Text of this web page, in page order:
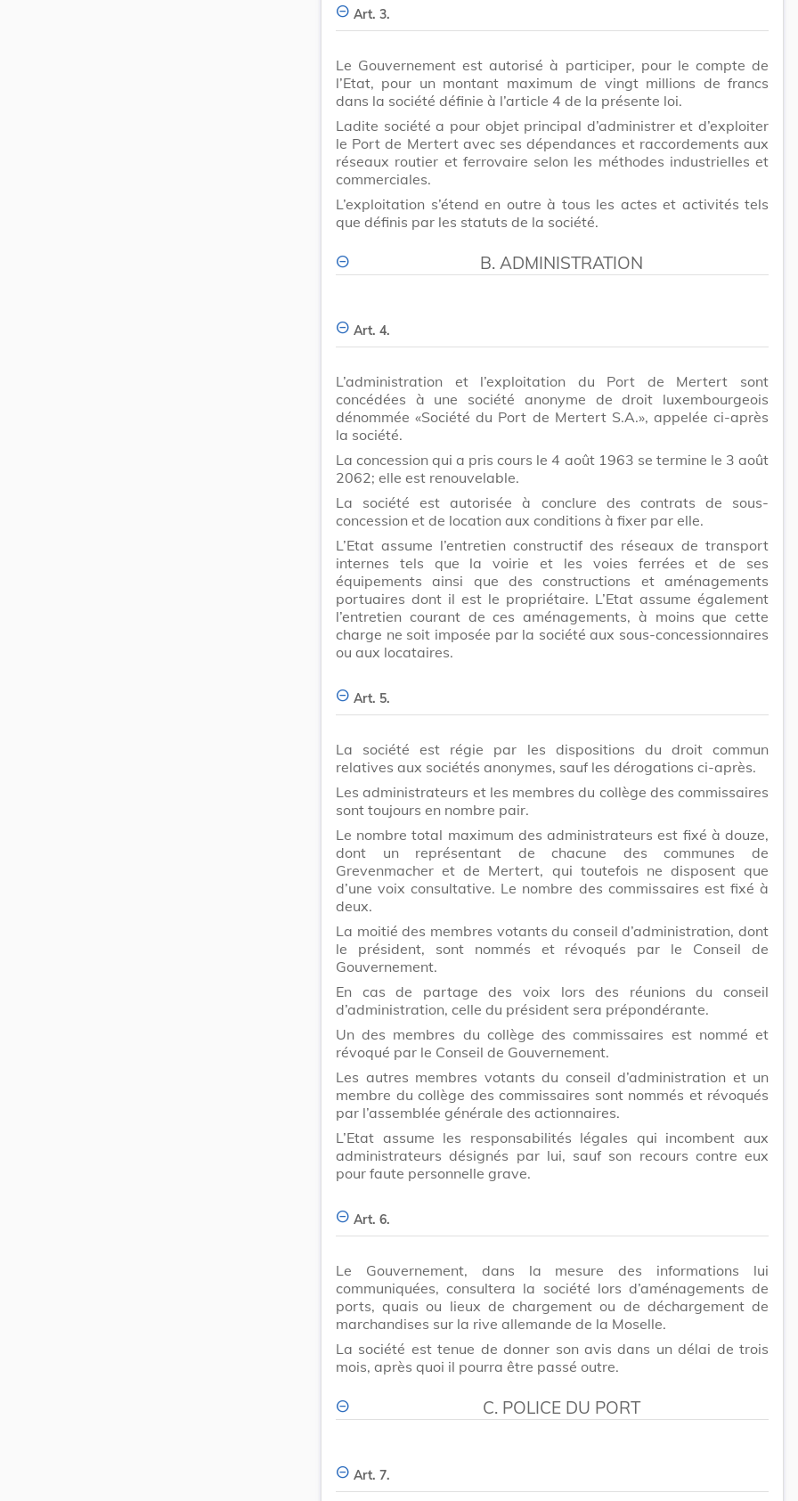
Art. 3.
Le Gouvernement est autorisé à participer, pour le compte de
l’Etat, pour un montant maximum de vingt millions de francs
dans la société définie à l’article 4 de la présente loi.
Ladite société a pour objet principal d’administrer et d’exploiter
le Port de Mertert avec ses dépendances et raccordements aux
réseaux routier et ferrovaire selon les méthodes industrielles et
commerciales.
L’exploitation s’étend en outre à tous les actes et activités tels
que définis par les statuts de la société.
B. ADMINISTRATION
Art. 4.
L’administration et l’exploitation du Port de Mertert sont
concédées à une société anonyme de droit luxembourgeois
dénommée «Société du Port de Mertert S.A.», appelée ci-après
la société.
La concession qui a pris cours le 4 août 1963 se termine le 3 août
2062; elle est renouvelable.
La société est autorisée à conclure des contrats de sous-
concession et de location aux conditions à fixer par elle.
L’Etat assume l’entretien constructif des réseaux de transport
internes tels que la voirie et les voies ferrées et de ses
équipements ainsi que des constructions et aménagements
portuaires dont il est le propriétaire. L’Etat assume également
l’entretien courant de ces aménagements, à moins que cette
charge ne soit imposée par la société aux sous-concessionnaires
ou aux locataires.
Art. 5.
La société est régie par les dispositions du droit commun
relatives aux sociétés anonymes, sauf les dérogations ci-après.
Les administrateurs et les membres du collège des commissaires
sont toujours en nombre pair.
Le nombre total maximum des administrateurs est fixé à douze,
dont un représentant de chacune des communes de
Grevenmacher et de Mertert, qui toutefois ne disposent que
d’une voix consultative. Le nombre des commissaires est fixé à
deux.
La moitié des membres votants du conseil d’administration, dont
le président, sont nommés et révoqués par le Conseil de
Gouvernement.
En cas de partage des voix lors des réunions du conseil
d’administration, celle du président sera prépondérante.
Un des membres du collège des commissaires est nommé et
révoqué par le Conseil de Gouvernement.
Les autres membres votants du conseil d’administration et un
membre du collège des commissaires sont nommés et révoqués
par l’assemblée générale des actionnaires.
L’Etat assume les responsabilités légales qui incombent aux
administrateurs désignés par lui, sauf son recours contre eux
pour faute personnelle grave.
Art. 6.
Le Gouvernement, dans la mesure des informations lui
communiquées, consultera la société lors d’aménagements de
ports, quais ou lieux de chargement ou de déchargement de
marchandises sur la rive allemande de la Moselle.
La société est tenue de donner son avis dans un délai de trois
mois, après quoi il pourra être passé outre.
C. POLICE DU PORT
Art. 7.